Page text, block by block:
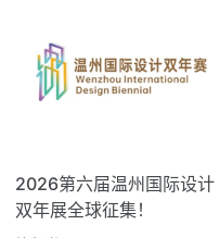
2026第六届温州国际设计
双年展全球征集！